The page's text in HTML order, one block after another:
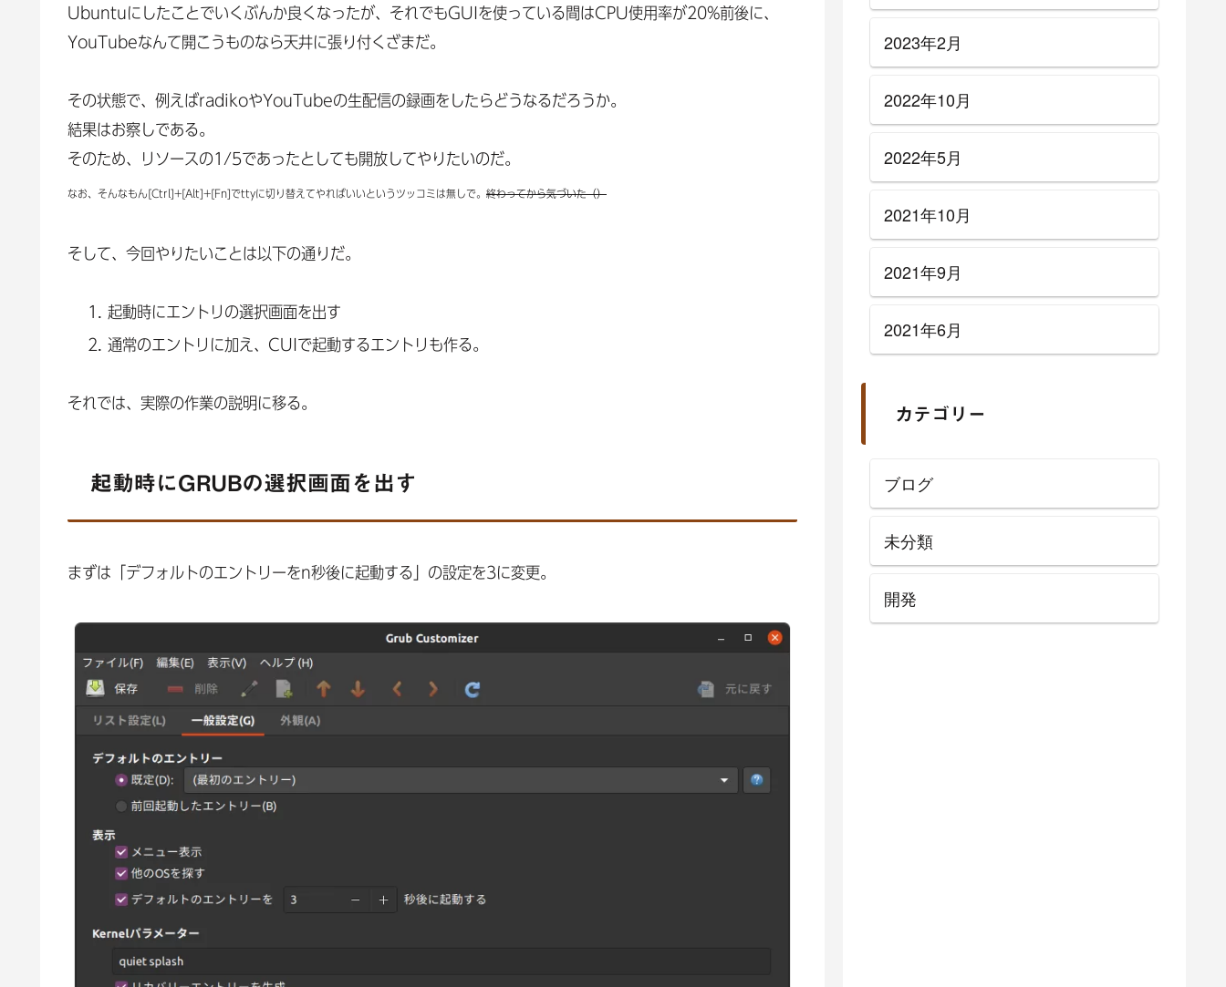
Ubuntuにしたことでいくぶんか良くなったが、それでもGUIを使っている間はCPU使用率が20%前後に、
YouTubeなんて開こうものなら天井に張り付くざまだ。
その状態で、例えばradikoやYouTubeの生配信の録画をしたらどうなるだろうか。
結果はお察しである。
そのため、リソースの1/5であったとしても開放してやりたいのだ。
なお、そんなもん[Ctrl]+[Alt]+[Fn]でttyに切り替えてやればいいというツッコミは無しで。 終わってから気づいた（）
そして、今回やりたいことは以下の通りだ。
起動時にエントリの選択画面を出す
通常のエントリに加え、CUIで起動するエントリも作る。
それでは、実際の作業の説明に移る。
起動時にGRUBの選択画面を出す
まずは「デフォルトのエントリーをn秒後に起動する」の設定を3に変更。
2023年2月
2022年10月
2022年5月
2021年10月
2021年9月
2021年6月
カテゴリー
ブログ
未分類
開発